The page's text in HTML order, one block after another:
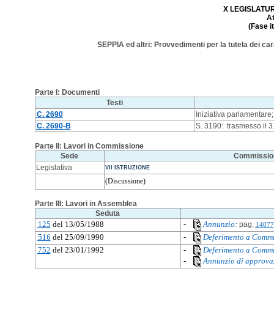
X
(Fase
SEPPIA ed altri: Provvedimenti per la tutela dei
Parte I: Documenti
Testi
C. 2690
Iniziativa
C. 2690-B
S. 3190: trasmesso il
Parte II: Lavori in Commissione
Sede
Legislativa
VII ISTRUZIONE
(Discussione)
Parte III: Lavori in Assemblea
Seduta
125 del 13/05/1988 - Annunzio:pag. 14077
516 del 25/09/1990 -
Deferimento a
752 del 23/01/1992 -
Deferimento a
-
Annunzio di